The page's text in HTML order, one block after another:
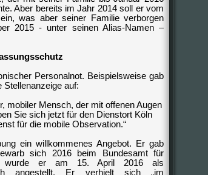
Aber bereits im Jahr 2014 soll er vom
was aber seiner Familie verborgen
2015 - unter seinen Alias-Namen –
Personalnot. Beispielsweise gab
Stellenanzeige auf:
mobiler Mensch, der mit offenen Augen
Sie sich jetzt für den Dienstort Köln
für die mobile Observation.“
ein willkommenes Angebot. Er gab
sich 2016 beim
Bundesamt für
wurde er am 15. April 2016 als
angestellt. Er verhielt sich „im